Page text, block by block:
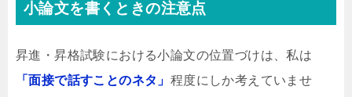
小論文を書くときの注意点
昇進・昇格試験における小論文の位置づけは、私は
「面接で話すことのネタ」 程度にしか考えていませ